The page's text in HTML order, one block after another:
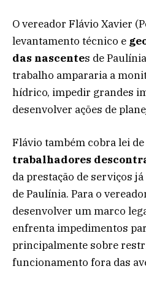
O vereador Flávio Xavier
levantamento técnico e
das nascentes de
trabalho ampararia a
hídrico, impedir grandes
desenvolver ações de
Flávio também cobra lei de
trabalhadores
da prestação de serviços
de Paulínia. Para o
desenvolver um marco
enfrenta impedimentos
principalmente sobre
funcionamento fora das